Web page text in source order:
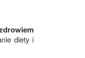
diety i